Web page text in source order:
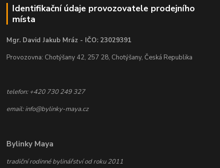
Identifikační údaje provozovatele prodejního
místa
Mgr. David Jakub Mráz - IČO: 23029391
Provozovna: Chotýšany 42, 257 28, Chotýšany, Česká Republika
telefon: +420 730 249 327
email: info@bylinky-maya.cz
Bylinky Maya
tradiční rodinné bylinářství od roku 2011